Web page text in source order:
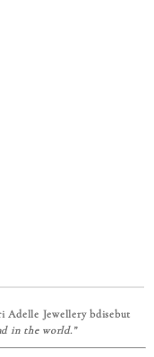
Adelle Jewellery bdisebut
in the world.”